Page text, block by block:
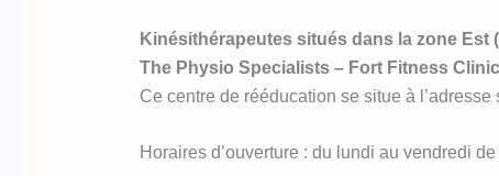
Kinésithérapeutes situés dans la zone Est
The Physio Specialists – Fort Fitness Clinic
Ce centre de rééducation se situe à
Horaires d’ouverture : du lundi au vendredi